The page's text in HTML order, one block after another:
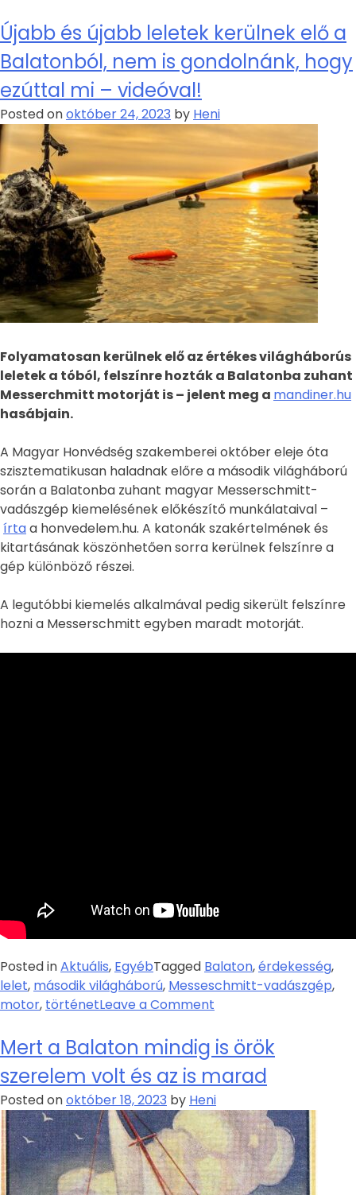
Újabb és újabb leletek kerülnek elő a
Balatonból, nem is gondolnánk, hogy
ezúttal mi – videóval!
Posted onoktóber 24, 2023 by Heni
Folyamatosan kerülnek elő az értékes világháborús
leletek a tóból, felszínre hozták a Balatonba zuhant
Messerchmitt motorját is – jelent meg a mandiner.hu
hasábjain.
A Magyar Honvédség szakemberei október eleje óta
szisztematikusan haladnak előre a második világháború
során a Balatonba zuhant magyar Messerschmitt-
vadászgép kiemelésének előkészítő munkálataival –
írtaa honvedelem.hu. A katonák szakértelmének és
kitartásának köszönhetően sorra kerülnek felszínre a
gép különböző részei.
A legutóbbi kiemelés alkalmával pedig sikerült felszínre
hozni a Messerschmitt egyben maradt motorját.
Posted inAktuális, EgyébTagged Balaton,érdekesség,
lelet, második világháború, Messeschmitt-vadászgép,
motor, történetLeave a Comment
Mert a Balaton mindig is örök
szerelem volt és az is marad
Posted onoktóber 18, 2023 by Heni